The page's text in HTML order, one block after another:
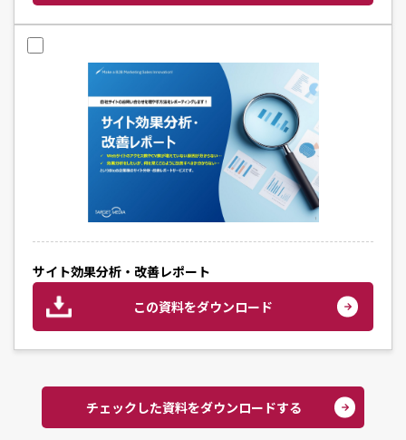
サイト効果分析・改善レポート
この資料をダウンロード
チェックした資料をダウンロードする